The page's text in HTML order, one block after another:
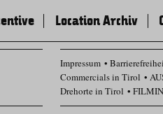
Location Archiv
Impressum
Commercials in Tirol
Drehorte in Tirol
Datenschutz Einstellungen